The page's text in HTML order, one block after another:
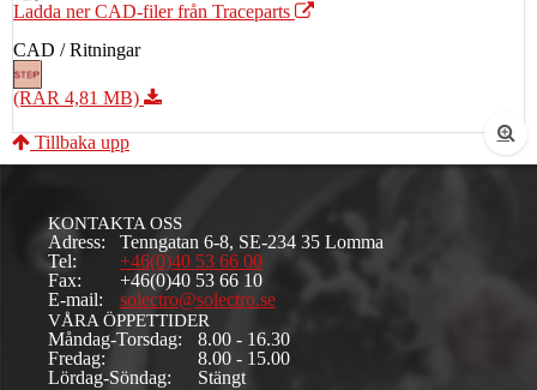
Ladda ner CAD-filer från Traceparts
CAD / Ritningar
(RAR 4,81 MB)
Tillbaka upp
KONTAKTA OSS
Adress:
Tenngatan 6-8, SE-234 35 Lomma
Tel:
+46(0)40 53 66 00
Fax:
+46(0)40 53 66 10
E-mail:
solectro@solectro.se
VÅRA ÖPPETTIDER
Måndag-Torsdag:
8.00 - 16.30
Fredag:
8.00 - 15.00
Lördag-Söndag:
Stängt